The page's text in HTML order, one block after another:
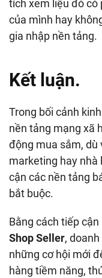
tích xem liệu đó có
của mình hay
gia nhập nền tảng.
Kết luận.
Trong bối cảnh
nền tảng mạng xã
động mua sắm, dù
marketing hay nhà
cận các nền tảng
bắt buộc.
Bằng cách tiếp cận
Shop Seller,
những cơ hội mới
hàng tiềm năng,